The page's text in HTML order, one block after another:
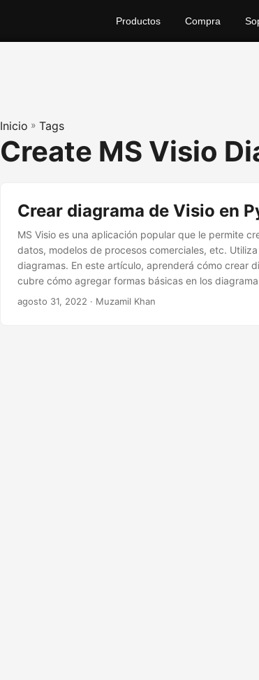
Productos Compra
Inicio » Tags
Create MS Visio
Crear diagrama de Visio en
MS Visio es una aplicación popular que le permite
datos, modelos de procesos comerciales, etc.
diagramas. En este artículo, aprenderá cómo crear
cubre cómo agregar formas básicas en los
agosto 31, 2022 · Muzamil Khan